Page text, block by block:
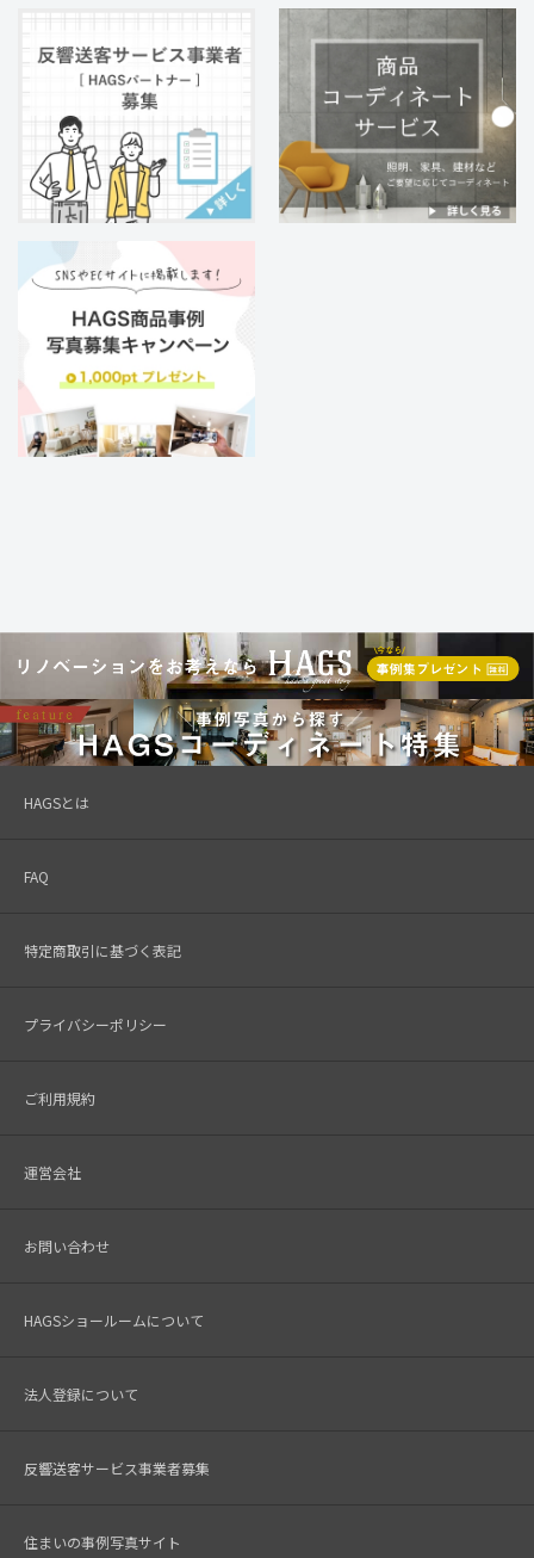
HAGSとは
FAQ
特定商取引に基づく表記
プライバシーポリシー
ご利用規約
運営会社
お問い合わせ
HAGSショールームについて
法人登録について
反響送客サービス事業者募集
住まいの事例写真サイト